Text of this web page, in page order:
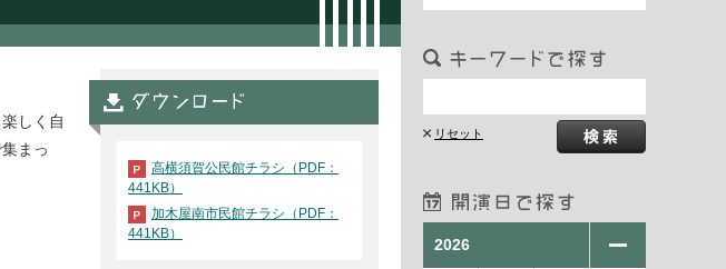
しく自
まっ
高横須賀公民館チラシ（PDF：
441KB）
加木屋南市民館チラシ（PDF：
441KB）
2026